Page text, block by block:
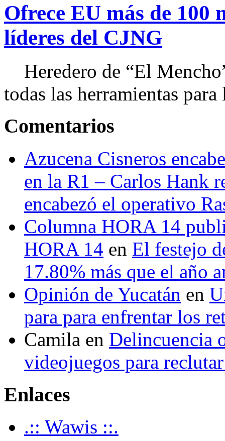
Ofrece EU más de 100
líderes del CJNG
Heredero de “El
todas las herramientas
Comentarios
Azucena Cisneros
en la R1 – Carlos Hank
encabezó el operativo
Columna HORA 14
HORA 14 en El festejo
17.80% más que el año
Opinión de Yucatán en
para para enfrentar los
Camila en Delincuencia
videojuegos para
Enlaces
.:: Wawis ::.